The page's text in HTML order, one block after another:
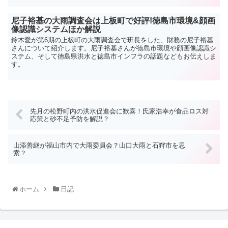
尼子裕基の大雨調査会は上板町で好評!徳島市環境&顔画
像認識システムほか解説
鈴木愛が第6期の上板町の大雨調査会で班長をした、財務の尼子裕基
さんについて紹介します。尼子裕基さんが徳島市環境や顔画像認識シ
ステム、そして徳島県洪水と徳島市インフラの話題などもお伝えしま
す。
先月の松野町内の洪水促進会に歓喜！氏家浩幸が食品ロス対
応策と砂不足予防を解説？
山添善継が福山市内で大雨委員会？山口大雨と石狩市を思
索？
ホーム 日記